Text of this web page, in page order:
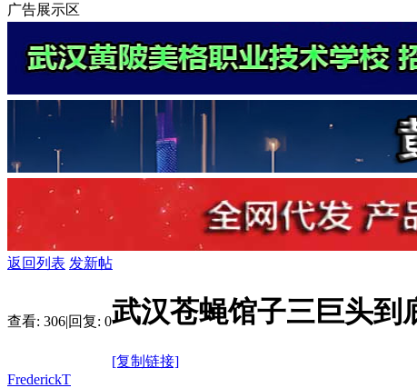
广告展示区
返回列表 发新帖
查看: 306|回复: 0武汉苍蝇馆子三巨头到
[复制链接]
FrederickT